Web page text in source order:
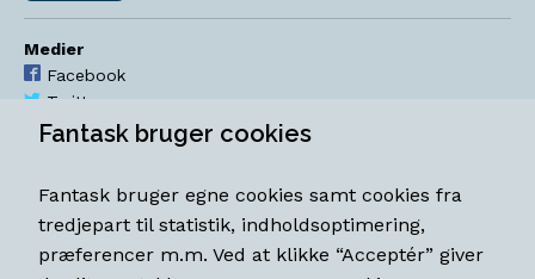
Medier
Facebook
Twitter
YouTube
Åbningstider
Mandag-torsdag 11-18
Fredag 11-18.30
Fantask bruger cookies
Fantask bruger egne cookies samt cookies fra
tredjepart til statistik, indholdsoptimering,
præferencer m.m. Ved at klikke “Acceptér” giver